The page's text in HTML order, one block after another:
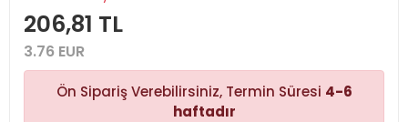
206,81 TL
3.76 EUR
Ön Sipariş Verebilirsiniz, Termin Süresi 4-6
haftadır